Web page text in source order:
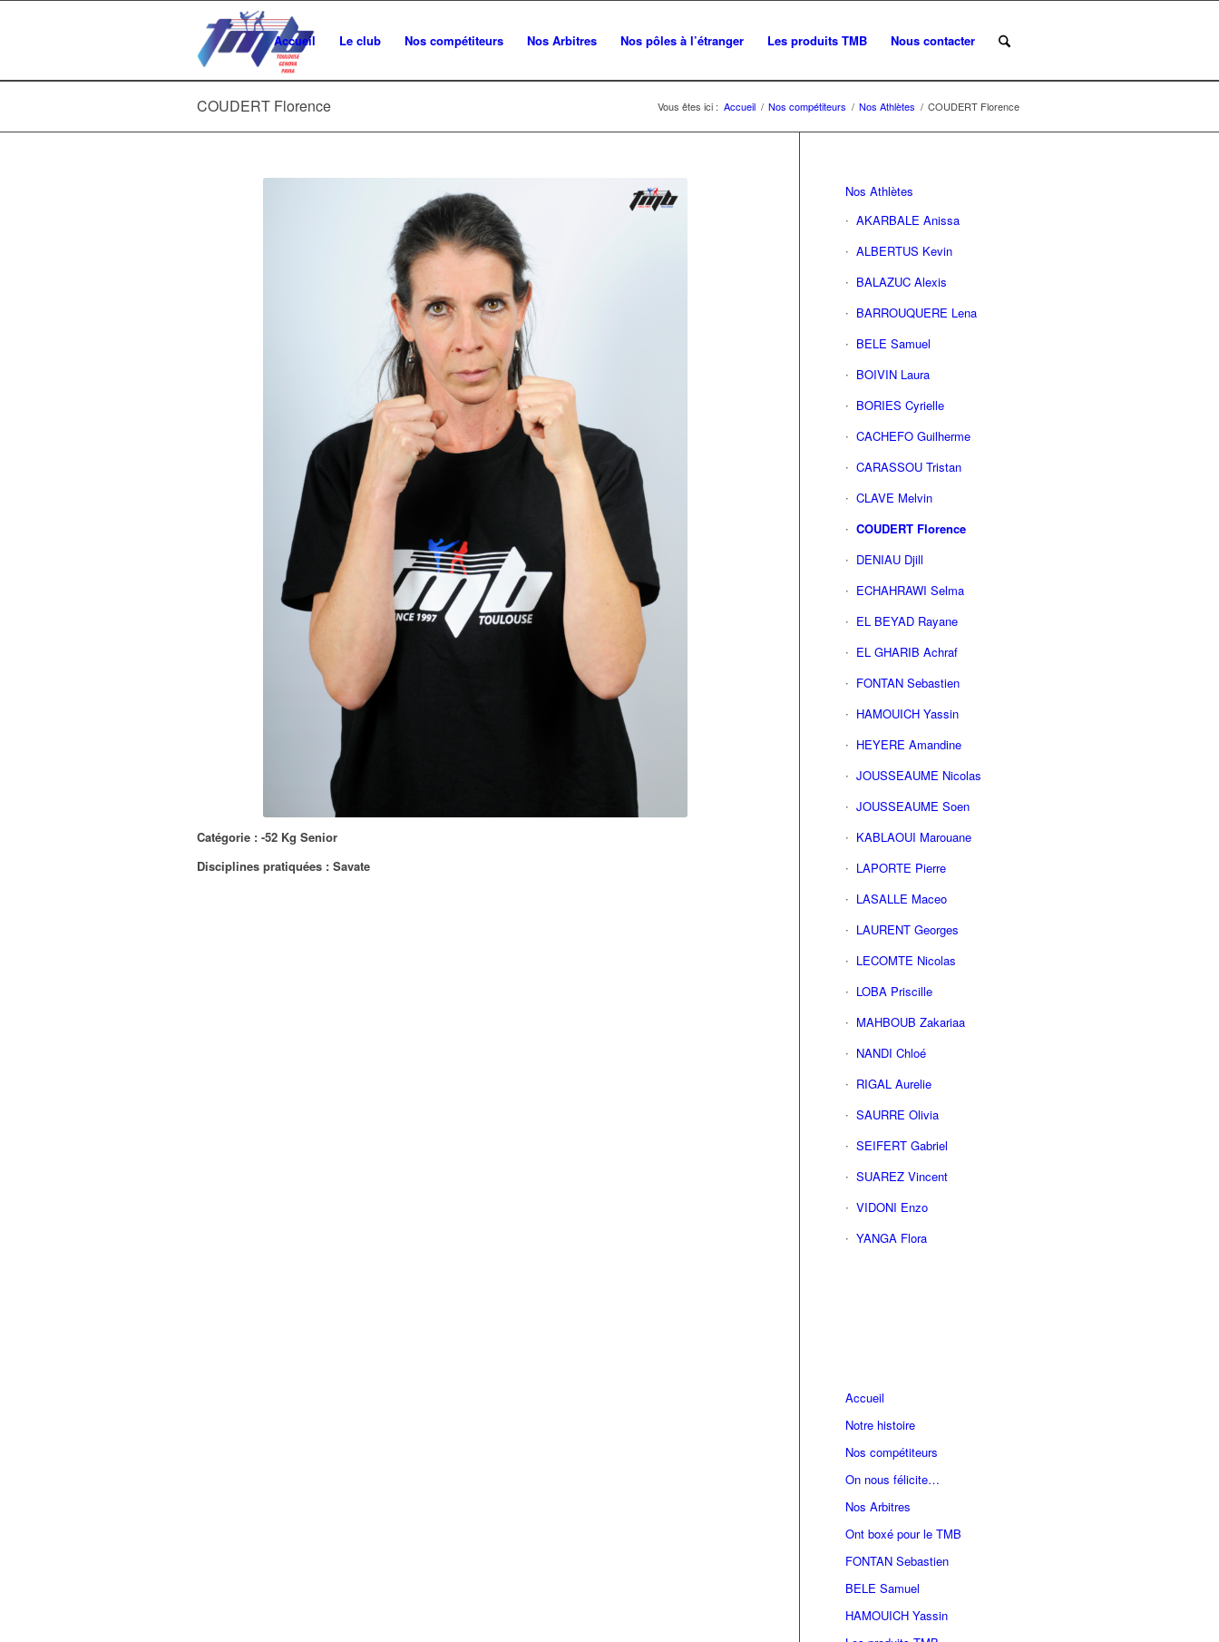
Accueil Le club Nos compétiteurs Nos Arbitres Nos pôles à l’étranger Les produits TMB Nous contacter
COUDERT Florence Vous êtes ici : Accueil / Nos compétiteurs / Nos Athlètes / COUDERT Florence
Catégorie : -52 Kg Senior
Disciplines pratiquées : Savate
Nos Athlètes
AKARBALE Anissa
ALBERTUS Kevin
BALAZUC Alexis
BARROUQUERE Lena
BELE Samuel
BOIVIN Laura
BORIES Cyrielle
CACHEFO Guilherme
CARASSOU Tristan
CLAVE Melvin
COUDERT Florence
DENIAU Djill
ECHAHRAWI Selma
EL BEYAD Rayane
EL GHARIB Achraf
FONTAN Sebastien
HAMOUICH Yassin
HEYERE Amandine
JOUSSEAUME Nicolas
JOUSSEAUME Soen
KABLAOUI Marouane
LAPORTE Pierre
LASALLE Maceo
LAURENT Georges
LECOMTE Nicolas
LOBA Priscille
MAHBOUB Zakariaa
NANDI Chloé
RIGAL Aurelie
SAURRE Olivia
SEIFERT Gabriel
SUAREZ Vincent
VIDONI Enzo
YANGA Flora
Accueil
Notre histoire
Nos compétiteurs
On nous félicite…
Nos Arbitres
Ont boxé pour le TMB
FONTAN Sebastien
BELE Samuel
HAMOUICH Yassin